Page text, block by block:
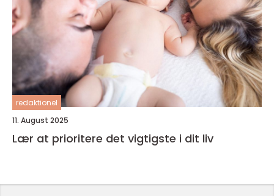
redaktionel
11. August 2025
Lær at prioritere det vigtigste i dit liv